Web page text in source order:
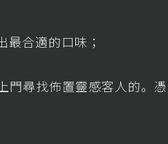
合適的口味；
門尋找佈置靈感客人的。